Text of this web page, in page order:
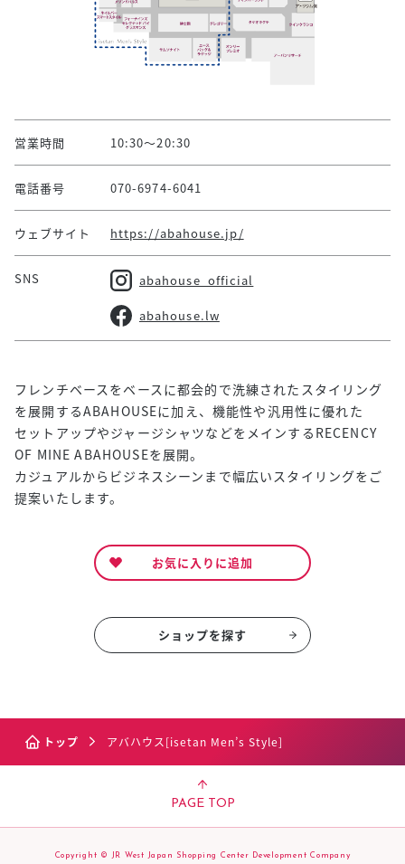
営業時間 10:30～20:30
電話番号 070-6974-6041
ウェブサイト https://abahouse.jp/
SNS abahouse_official
abahouse.lw
フレンチベースをベースに都会的で洗練されたスタイリング
を展開するABAHOUSEに加え、機能性や汎用性に優れた
セットアップやジャージシャツなどをメインするRECENCY
OF MINE ABAHOUSEを展開。
カジュアルからビジネスシーンまで幅広いスタイリングをご
提案いたします。
お気に入りに追加
ショップを探す
トップ アバハウス[isetan Men’s Style]
PAGE TOP
Copyright © JR West Japan Shopping Center Development Company